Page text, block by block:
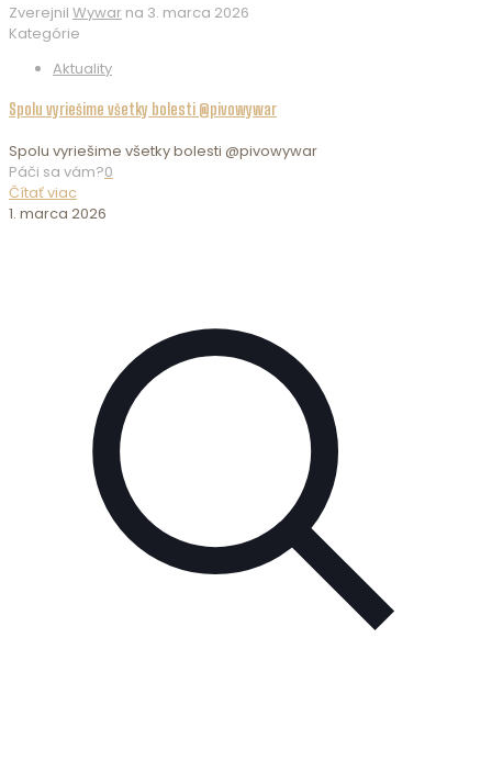
Zverejnil Wywar na 3. marca 2026
Kategórie
Aktuality
Spolu vyriešime všetky bolesti @pivowywar
Spolu vyriešime všetky bolesti @pivowywar
Páči sa vám?0
Čítať viac
1. marca 2026